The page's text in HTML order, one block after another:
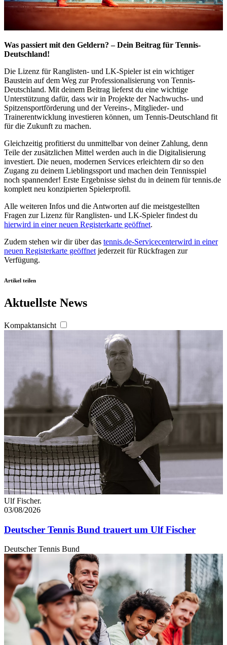
Was passiert mit den Geldern? – Dein Beitrag für Tennis-
Deutschland!
Die Lizenz für Ranglisten- und LK-Spieler ist ein wichtiger
Baustein auf dem Weg zur Professionalisierung von Tennis-
Deutschland. Mit deinem Beitrag lieferst du eine wichtige
Unterstützung dafür, dass wir in Projekte der Nachwuchs- und
Spitzensportförderung und der Vereins-, Mitglieder- und
Trainerentwicklung investieren können, um Tennis-Deutschland fit
für die Zukunft zu machen.
Gleichzeitig profitierst du unmittelbar von deiner Zahlung, denn
Teile der zusätzlichen Mittel werden auch in die Digitalisierung
investiert. Die neuen, modernen Services erleichtern dir so den
Zugang zu deinem Lieblingssport und machen dein Tennisspiel
noch spannender! Erste Ergebnisse siehst du in deinem für tennis.de
komplett neu konzipierten Spielerprofil.
Alle weiteren Infos und die Antworten auf die meistgestellten
Fragen zur Lizenz für Ranglisten- und LK-Spieler findest du
hierwird in einer neuen Registerkarte geöffnet.
Zudem stehen wir dir über das tennis.de-Servicecenterwird in einer
neuen Registerkarte geöffnet jederzeit für Rückfragen zur
Verfügung.
Artikel teilen
Aktuellste News
Kompaktansicht
Ulf Fischer.
03/08/2026
Deutscher Tennis Bund trauert um Ulf Fischer
Deutscher Tennis Bund